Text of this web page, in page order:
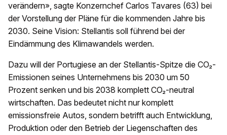
verändern», sagte Konzernchef Carlos Tavares (63) bei
der Vorstellung der Pläne für die kommenden Jahre bis
2030. Seine Vision: Stellantis soll führend bei der
Eindämmung des Klimawandels werden.
Dazu will der Portugiese an der Stellantis-Spitze die CO₂-
Emissionen seines Unternehmens bis 2030 um 50
Prozent senken und bis 2038 komplett CO₂-neutral
wirtschaften. Das bedeutet nicht nur komplett
emissionsfreie Autos, sondern betrifft auch Entwicklung,
Produktion oder den Betrieb der Liegenschaften des